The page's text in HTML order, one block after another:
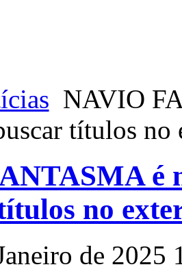
NAVIO
títulos no
é
no
de 2025